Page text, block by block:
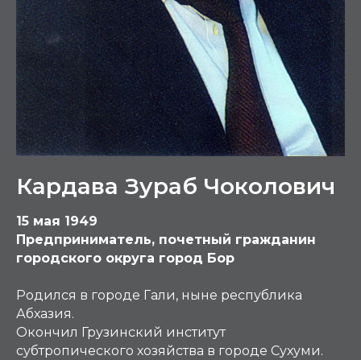
Кардава Зураб Чоколович
15 мая 1949
Предприниматель, почетный гражданин
городского округа город Бор
Родился в городе Гали, ныне республика
Абхазия.
Окончил Грузинский институт
субтропического хозяйства в городе Сухуми.